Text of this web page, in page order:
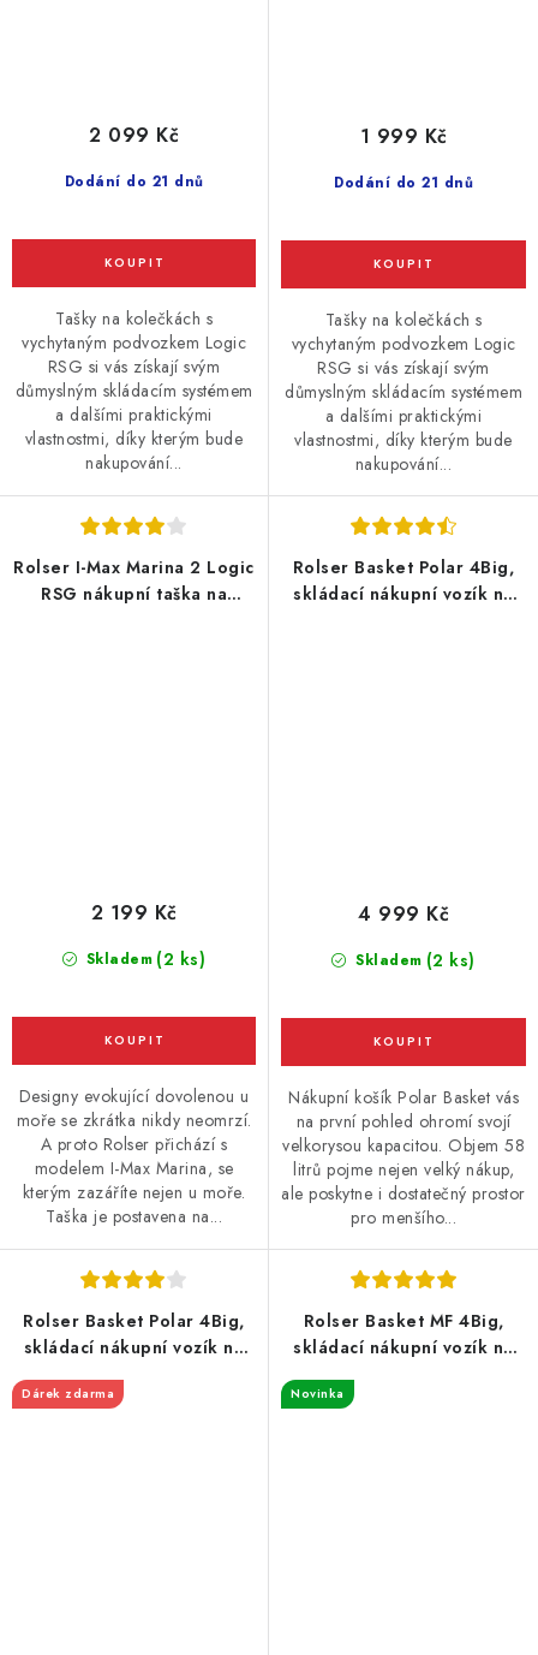
Dodání do 21 dnů
2 099 Kč
Tašky na kolečkách s
vychytaným podvozkem Logic
RSG si vás získají svým
důmyslným skládacím systémem
a dalšími praktickými
vlastnostmi, díky kterým bude
nakupování...
Dodání do 21 dnů
1 999 Kč
Tašky na kolečkách s
vychytaným podvozkem Logic
RSG si vás získají svým
důmyslným skládacím systémem
a dalšími praktickými
vlastnostmi, díky kterým bude
nakupování...
Rolser I-Max Marina 2 Logic
RSG nákupní taška na
Skladem (2 ks)
2 199 Kč
Designy evokující dovolenou u
moře se zkrátka nikdy neomrzí.
A proto Rolser přichází s
modelem I-Max Marina, se
kterým zazáříte nejen u moře.
Taška je postavena na...
Rolser Basket Polar 4Big,
skládací nákupní vozík na
Skladem (2 ks)
4 999 Kč
Nákupní košík Polar Basket vás
na první pohled ohromí svojí
velkorysou kapacitou. Objem 58
litrů pojme nejen velký nákup,
ale poskytne i dostatečný prostor
pro menšího...
Rolser Basket Polar 4Big,
skládací nákupní vozík na
kolečkách, khaki
Dárek zdarma
Rolser Basket MF 4Big,
skládací nákupní vozík na
kolečkách, černý
Novinka